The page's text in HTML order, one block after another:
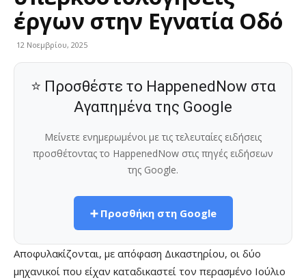
έργων στην Εγνατία Οδό
12 Νοεμβρίου, 2025
⭐ Προσθέστε το HappenedNow στα
Αγαπημένα της Google
Μείνετε ενημερωμένοι με τις τελευταίες ειδήσεις
προσθέτοντας το HappenedNow στις πηγές ειδήσεων
της Google.
➕ Προσθήκη στη Google
Αποφυλακίζονται, με απόφαση Δικαστηρίου, οι δύο
μηχανικοί που είχαν καταδικαστεί τον περασμένο Ιούλιο